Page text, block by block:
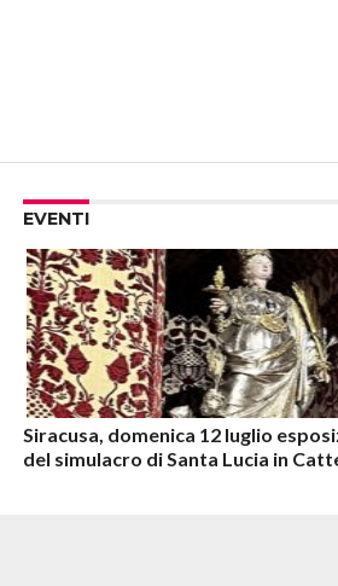
EVENTI
Siracusa, domenica 12 luglio
del simulacro di Santa Lucia in